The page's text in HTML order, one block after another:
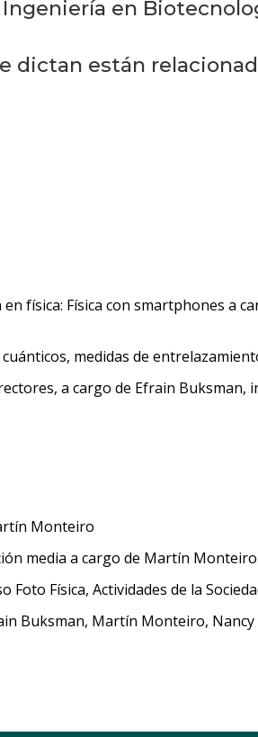
en
dictan están
física: Física con smartphones a
medidas de
a cargo de Efrain
Monteiro
media a cargo de Martín Monteiro
Foto Física, Actividades de la
Buksman, Martín Monteiro, Nancy